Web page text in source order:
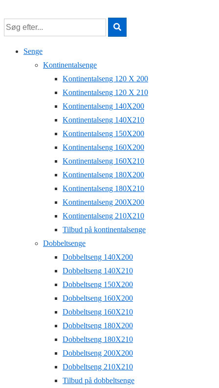
Hop
til
hovedindhold
Senge
Kontinentalsenge
Kontinentalseng 120 X 200
Kontinentalseng 120 X 210
Kontinentalseng 140X200
Kontinentalseng 140X210
Kontinentalseng 150X200
Kontinentalseng 160X200
Kontinentalseng 160X210
Kontinentalseng 180X200
Kontinentalseng 180X210
Kontinentalseng 200X200
Kontinentalseng 210X210
Tilbud på kontinentalsenge
Dobbeltsenge
Dobbeltseng 140X200
Dobbeltseng 140X210
Dobbeltseng 150X200
Dobbeltseng 160X200
Dobbeltseng 160X210
Dobbeltseng 180X200
Dobbeltseng 180X210
Dobbeltseng 200X200
Dobbeltseng 210X210
Tilbud på dobbeltsenge